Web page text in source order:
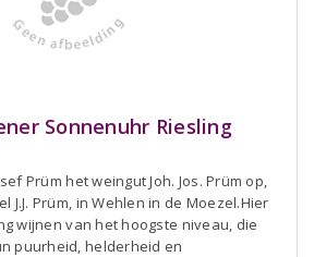
Sonnenuhr Riesling
Prüm het weingut Joh. Jos. Prüm op,
J.J. Prüm, in Wehlen in de Moezel.Hier
wijnen van het hoogste niveau, die
puurheid, helderheid en